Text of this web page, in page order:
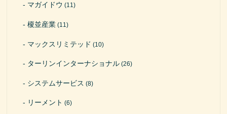
マガイドウ (11)
榎並産業 (11)
マックスリミテッド (10)
ターリンインターナショナル (26)
システムサービス (8)
リーメント (6)